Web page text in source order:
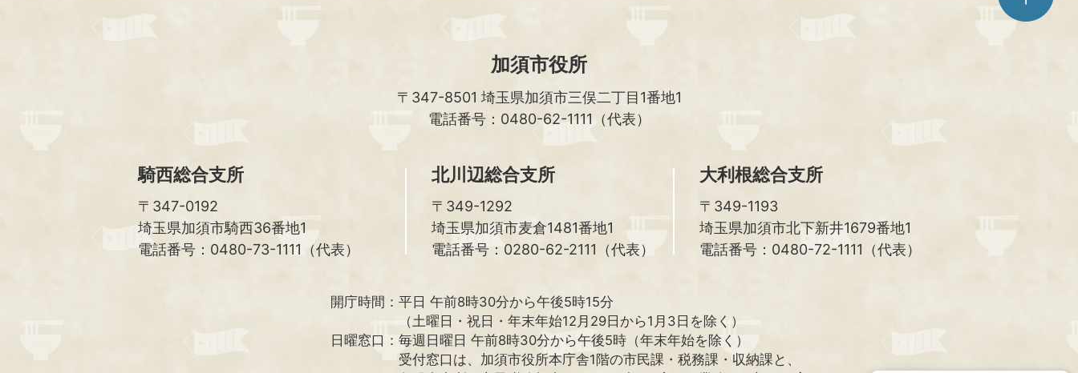
ジ
加須市役所
〒347-8501 埼玉県加須市三俣二丁目1番地1
電話番号：0480-62-1111（代表）
騎西総合支所
〒347-0192
埼玉県加須市騎西36番地1
電話番号：0480-73-1111（代表）
北川辺総合支所
〒349-1292
埼玉県加須市麦倉1481番地1
電話番号：0280-62-2111（代表）
大利根総合支所
〒349-1193
埼玉県加須市北下新井1679番地1
電話番号：0480-72-1111（代表）
開庁時間： 平日 午前8時30分から午後5時15分
（土曜日・祝日・年末年始12月29日から1月3日を除く）
日曜窓口： 毎週日曜日 午前8時30分から午後5時（年末年始を除く）
受付窓口は、加須市役所本庁舎1階の市民課・税務課・収納課と、